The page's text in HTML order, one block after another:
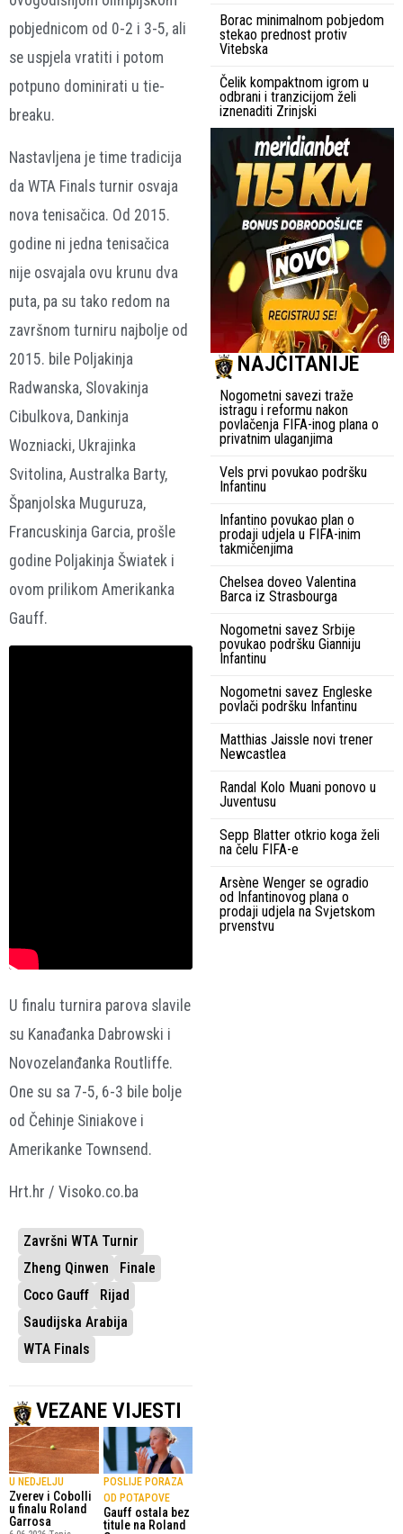
pobjednicom od 0-2 i 3-5, ali
se uspjela vratiti i potom
potpuno dominirati u tie-
breaku.
Nastavljena je time tradicija
da WTA Finals turnir osvaja
nova tenisačica. Od 2015.
godine ni jedna tenisačica
nije osvajala ovu krunu dva
puta, pa su tako redom na
završnom turniru najbolje od
2015. bile Poljakinja
Radwanska, Slovakinja
Cibulkova, Dankinja
Wozniacki, Ukrajinka
Svitolina, Australka Barty,
Španjolska Muguruza,
Francuskinja Garcia, prošle
godine Poljakinja Šwiatek i
ovom prilikom Amerikanka
Gauff.
U finalu turnira parova slavile
su Kanađanka Dabrowski i
Novozelanđanka Routliffe.
One su sa 7-5, 6-3 bile bolje
od Čehinje Siniakove i
Amerikanke Townsend.
Hrt.hr / Visoko.co.ba
Završni WTA Turnir
Zheng Qinwen
Finale
Coco Gauff
Rijad
Saudijska Arabija
WTA Finals
VEZANE VIJESTI
U NEDJELJU
Zverev i Cobolli
u finalu Roland
Garrosa
POSLIJE PORAZA
OD POTAPOVE
Gauff ostala bez
titule na Roland
Borac minimalnom pobjedom
stekao prednost protiv
Vitebska
Čelik kompaktnom igrom u
odbrani i tranzicijom želi
iznenaditi Zrinjski
NAJČITANIJE
Nogometni savezi traže
istragu i reformu nakon
povlačenja FIFA-inog plana o
privatnim ulaganjima
Vels prvi povukao podršku
Infantinu
Infantino povukao plan o
prodaji udjela u FIFA-inim
takmičenjima
Chelsea doveo Valentina
Barca iz Strasbourga
Nogometni savez Srbije
povukao podršku Gianniju
Infantinu
Nogometni savez Engleske
povlači podršku Infantinu
Matthias Jaissle novi trener
Newcastlea
Randal Kolo Muani ponovo u
Juventusu
Sepp Blatter otkrio koga želi
na čelu FIFA-e
Arsène Wenger se ogradio
od Infantinovog plana o
prodaji udjela na Svjetskom
prvenstvu